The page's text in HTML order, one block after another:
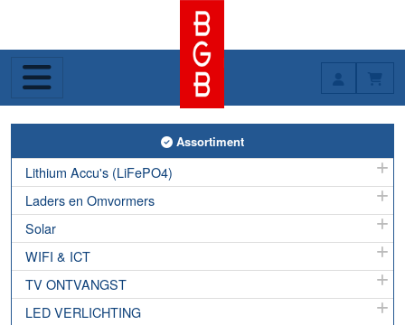
Toggle Assortiment
Assortiment
Lithium Accu's (LiFePO4)
Laders en Omvormers
Solar
WIFI & ICT
TV ONTVANGST
LED VERLICHTING